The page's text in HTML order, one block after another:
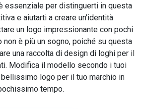
essenziale per distinguerti in questa
e aiutarti a creare un'identità
un logo impressionante con pochi
è più un sogno, poiché su questa
una raccolta di design di loghi per il
Modifica il modello secondo i tuoi
logo per il tuo marchio in
tempo.